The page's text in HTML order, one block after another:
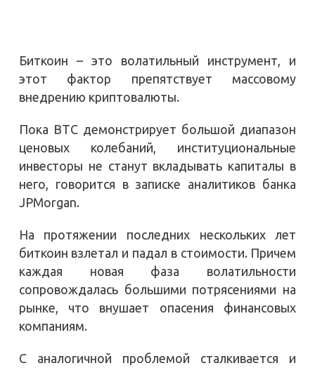
Биткоин – это волатильный инструмент, и
этот фактор препятствует массовому
внедрению криптовалюты.
Пока BTC демонстрирует большой диапазон
ценовых колебаний, институциональные
инвесторы не станут вкладывать капиталы в
него, говорится в записке аналитиков банка
JPMorgan.
На протяжении последних нескольких лет
биткоин взлетал и падал в стоимости. Причем
каждая новая фаза волатильности
сопровождалась большими потрясениями на
рынке, что внушает опасения финансовых
компаниям.
С аналогичной проблемой сталкивается и